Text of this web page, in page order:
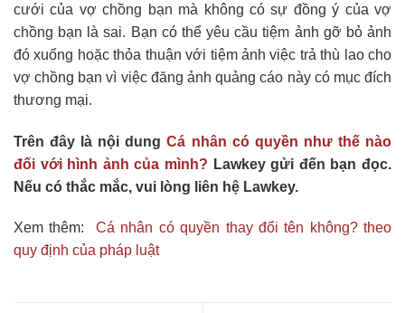
cưới của vợ chồng bạn mà không có sự đồng ý của vợ
chồng bạn là sai. Bạn có thể yêu cầu tiệm ảnh gỡ bỏ ảnh
đó xuống hoặc thỏa thuận với tiệm ảnh việc trả thù lao cho
vợ chồng bạn vì việc đăng ảnh quảng cáo này có mục đích
thương mại.
Trên đây là nội dungCá nhân có quyền như thế nào
đối với hình ảnh của mình? Lawkey gửi đến bạn đọc.
Nếu có thắc mắc, vui lòng liên hệ Lawkey.
Xem thêm:
Cá nhân có quyền thay đổi tên không? theo
quy định của pháp luật